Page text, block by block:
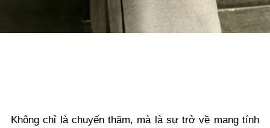
Không chỉ là chuyến thăm, mà là sự trở về mang tính